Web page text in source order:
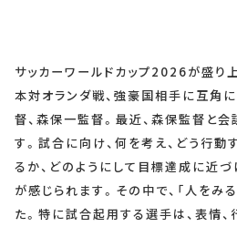
サッカーワールドカップ2026が盛り
本対オランダ戦、強豪国相手に互角
督、森保一監督。最近、森保監督と会
す。試合に向け、何を考え、どう行動
るか、どのようにして目標達成に近
が感じられます。その中で、「人をみ
た。特に試合起用する選手は、表情